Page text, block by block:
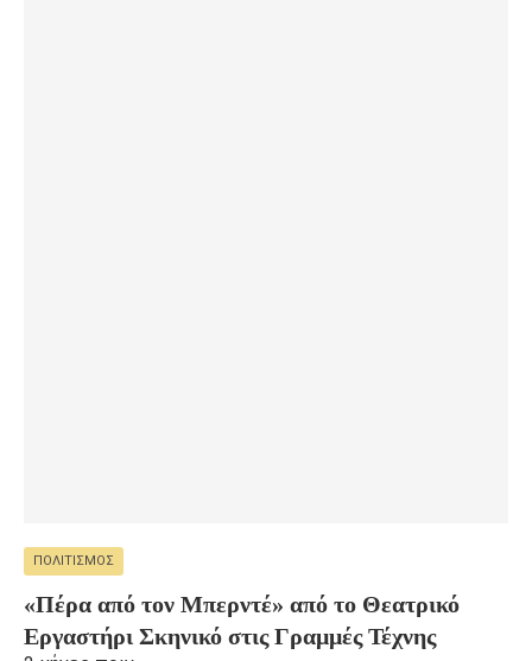
ΠΟΛΙΤΙΣΜΌΣ
«Πέρα από τον Μπερντέ» από το Θεατρικό
Εργαστήρι Σκηνικό στις Γραμμές Τέχνης